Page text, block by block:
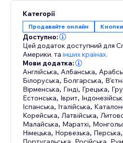
Категорії
Продавайте онлайн
Доступно:
Цей додаток доступний для
Америки. та інших країнах.
Мови додатка:
Англійська, Албанська,
Білоруська, Болгарська,
Вірменська, Гінді, Грецька,
Естонська, Іврит,
Іспанська, Італійська,
Корейська, Латвійська,
Малайська, Маратхі,
Німецька, Норвезька, Перська,